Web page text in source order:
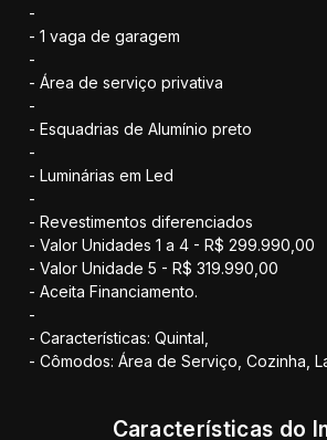
-
- 1 vaga de garagem
-
- Área de serviço privativa
-
- Esquadrias de Alumínio preto
-
- Luminárias em Led
-
- Revestimentos diferenciados
- Valor Unidades 1 a 4 - R$ 299.990,00
- Valor Unidade 5 - R$ 319.990,00
- Aceita Financiamento.
-
- Características: Quintal,
- Cômodos: Área de Serviço, Cozinha,
Características do